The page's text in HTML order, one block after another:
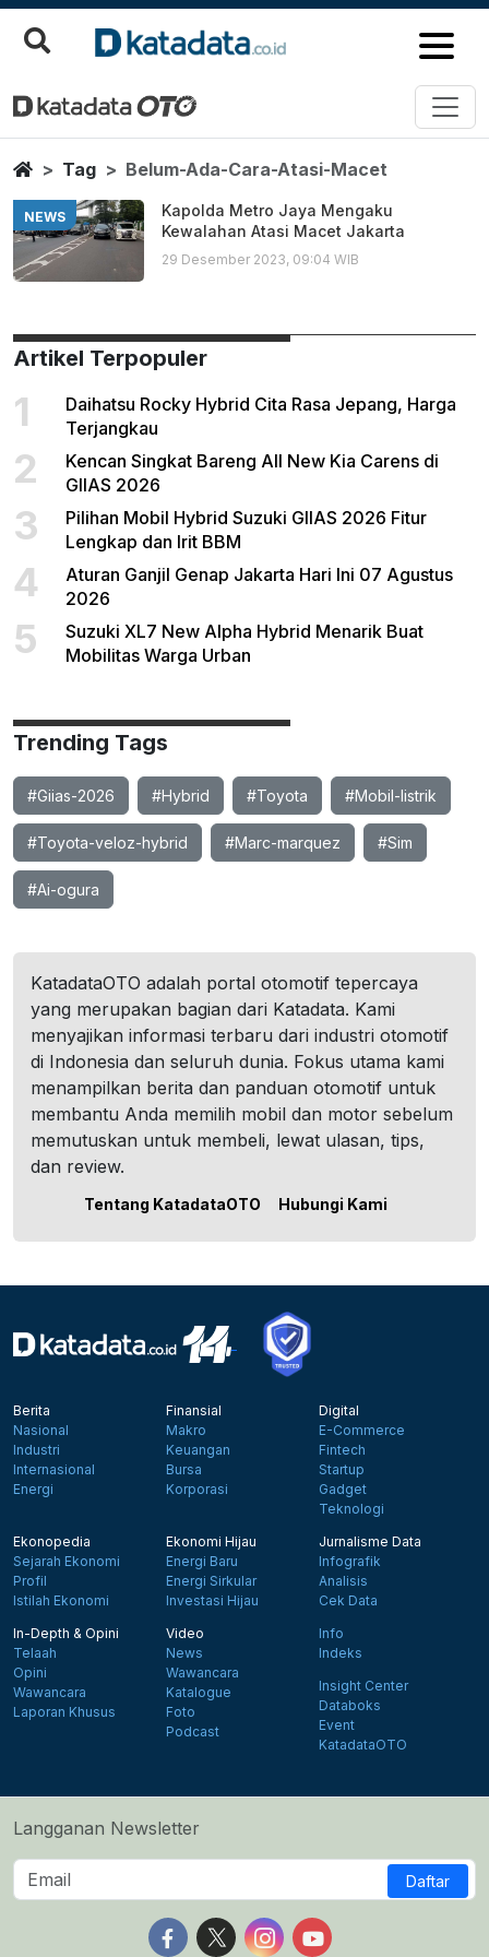
Belum Ada Cara Atasi Macet
Berita Terbaru
HomeTag Belum-Ada-Cara-Atasi-Macet
NEWS
Kapolda Metro Jaya Mengaku
Kewalahan Atasi Macet Jakarta
29 Desember 2023, 09:04 WIB
Artikel Terpopuler
1
Daihatsu Rocky Hybrid Cita Rasa Jepang, Harga
Terjangkau
2
Kencan Singkat Bareng All New Kia Carens di
GIIAS 2026
3
Pilihan Mobil Hybrid Suzuki GIIAS 2026 Fitur
Lengkap dan Irit BBM
4
Aturan Ganjil Genap Jakarta Hari Ini 07 Agustus
2026
5
Suzuki XL7 New Alpha Hybrid Menarik Buat
Mobilitas Warga Urban
Trending Tags
#Giias-2026 #Hybrid #Toyota #Mobil-listrik
#Toyota-veloz-hybrid #Marc-marquez #Sim
#Ai-ogura
KatadataOTO adalah portal otomotif tepercaya
yang merupakan bagian dari Katadata. Kami
menyajikan informasi terbaru dari industri otomotif
di Indonesia dan seluruh dunia. Fokus utama kami
menampilkan berita dan panduan otomotif untuk
membantu Anda memilih mobil dan motor sebelum
memutuskan untuk membeli, lewat ulasan, tips,
dan review.
Tentang KatadataOTO Hubungi Kami
Berita
Nasional
Industri
Internasional
Energi
Finansial
Makro
Keuangan
Bursa
Korporasi
Digital
E-Commerce
Fintech
Startup
Gadget
Teknologi
Ekonopedia
Sejarah Ekonomi
Profil
Istilah Ekonomi
Ekonomi Hijau
Energi Baru
Energi Sirkular
Investasi Hijau
Jurnalisme Data
Infografik
Analisis
Cek Data
In-Depth & Opini
Telaah
Opini
Wawancara
Laporan Khusus
Video
News
Wawancara
Katalogue
Foto
Podcast
Info
Indeks
Insight Center
Databoks
Event
KatadataOTO
Langganan Newsletter
Daftar
Follow us on Facebook
Follow us on X
Follow us on Instagram
Follow us on